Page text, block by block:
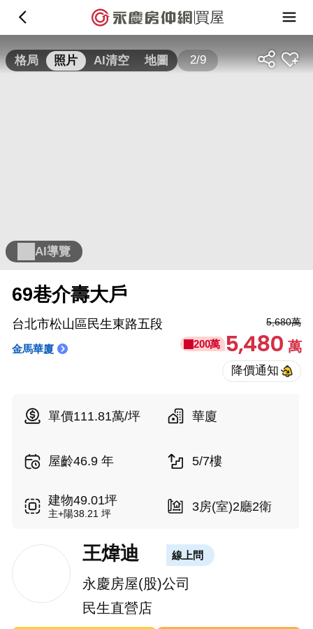
買屋
格局 照片 AI清空 地圖 2/9
AI導覽
69巷介壽大戶
台北市松山區民生東路五段
金馬華廈
5,680萬
200萬 5,480萬
單價111.81萬/坪 華廈
屋齡46.9 年 5/7樓
建物49.01坪
主+陽38.21 坪 3房(室)2廳2衛
王煒迪 線上問
永慶房屋(股)公司
民生直營店